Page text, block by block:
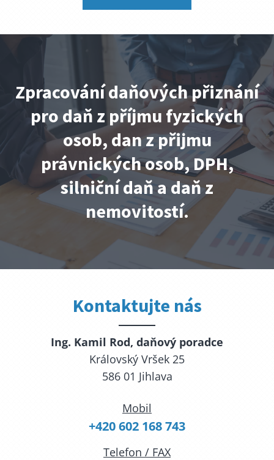
Zpracování daňových přiznání
pro daň z příjmu fyzických
osob, dan z přijmu
právnických osob, DPH,
silniční daň a daň z
nemovitostí.
Kontaktujte nás
Ing. Kamil Rod, daňový poradce
Královský Vršek 25
586 01 Jihlava
Mobil
+420 602 168 743
Telefon / FAX